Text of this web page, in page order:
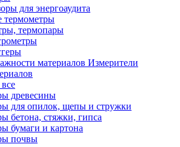
для энергоаудита
термопары
материалов Измерители
древесины
для опилок, щепы и стружки
бетона, стяжки, гипса
бумаги и картона
почвы